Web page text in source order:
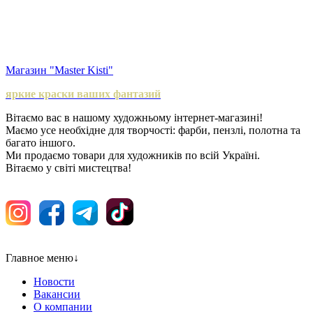
Магазин "Master Kisti"
яркие краски ваших фантазий
Вітаємо вас в нашому художньому інтернет-магазині!
Маємо усе необхідне для творчості: фарби, пензлі, полотна та
багато іншого.
Ми продаємо товари для художників по всій Україні.
Вітаємо у світі мистецтва!
Главное меню↓
Новости
Вакансии
О компании